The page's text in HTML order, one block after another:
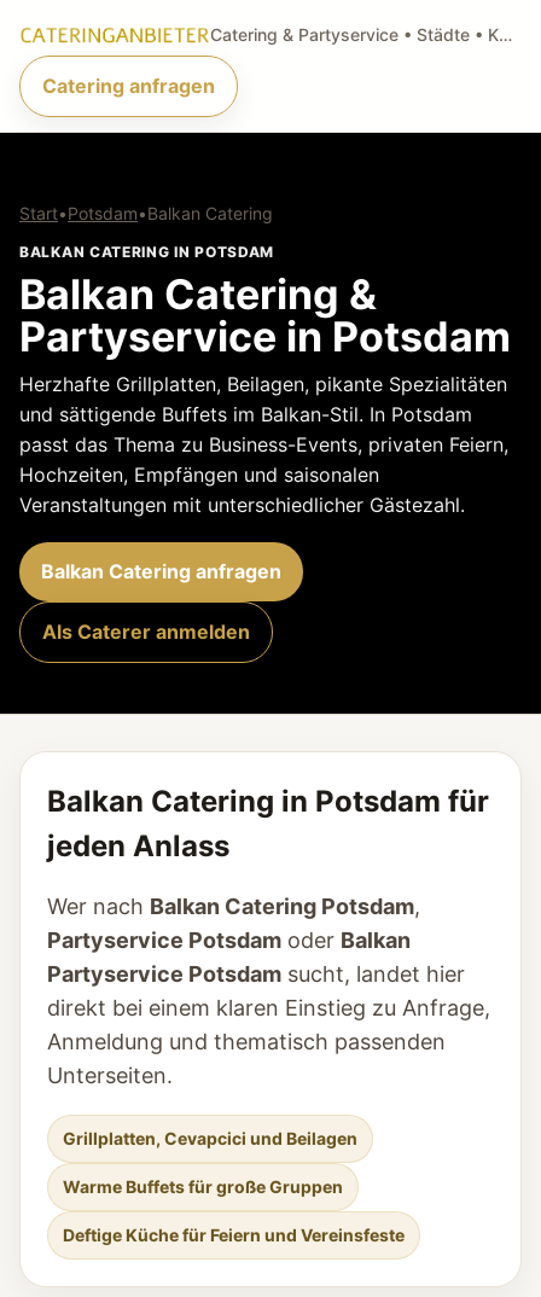
Catering & Partyservice • Städte • Küchenarten • Anfragen
Catering anfragen
Start•Potsdam•Balkan Catering
BALKAN CATERING IN POTSDAM
Balkan Catering &
Partyservice in Potsdam
Herzhafte Grillplatten, Beilagen, pikante Spezialitäten
und sättigende Buffets im Balkan-Stil. In Potsdam
passt das Thema zu Business-Events, privaten Feiern,
Hochzeiten, Empfängen und saisonalen
Veranstaltungen mit unterschiedlicher Gästezahl.
Balkan Catering anfragen
Als Caterer anmelden
Balkan Catering in Potsdam für
jeden Anlass
Wer nach Balkan Catering Potsdam,
Partyservice Potsdam oder Balkan
Partyservice Potsdam sucht, landet hier
direkt bei einem klaren Einstieg zu Anfrage,
Anmeldung und thematisch passenden
Unterseiten.
Grillplatten, Cevapcici und Beilagen
Warme Buffets für große Gruppen
Deftige Küche für Feiern und Vereinsfeste